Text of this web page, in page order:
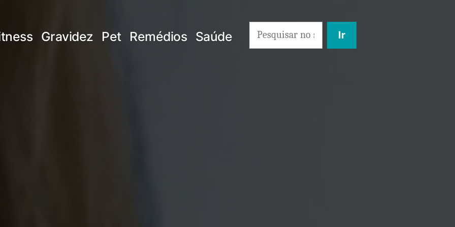
Gravidez Pet Remédios Saúde
Search
for: